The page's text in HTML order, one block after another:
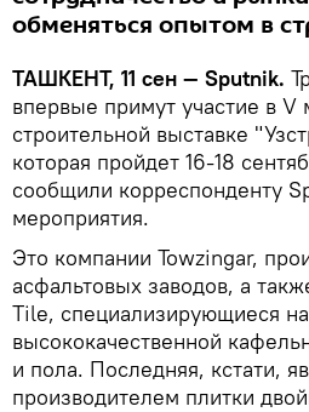
обменяться опытом в
ТАШКЕНТ, 11 сен — Sputnik.
впервые примут участие в
строительной выставке
которая пройдет 16-18
сообщили корреспонденту
мероприятия.
Это компании Towzingar,
асфальтовых заводов, а
Tile, специализирующиеся
высококачественной
и пола. Последняя, кстати,
производителем плитки